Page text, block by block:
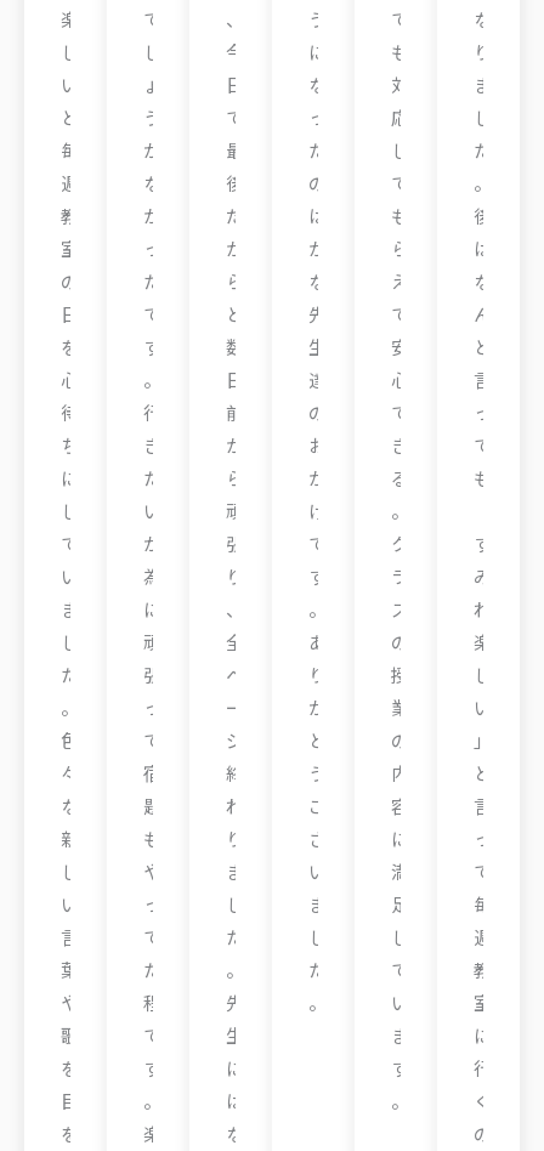
楽
し
い
と
毎
週
教
室
の
日
を
心
待
ち
に
し
て
い
ま
し
た
。
色
々
な
新
し
い
言
葉
や
歌
を
目
を
て
し
ょ
う
が
な
か
っ
た
で
す
。
行
き
た
い
が
為
に
頑
張
っ
て
宿
題
も
や
っ
て
た
程
で
す
。
楽
、
今
日
で
最
後
だ
か
ら
と
数
日
前
か
ら
頑
張
り
、
全
ペ
ー
ジ
終
わ
り
ま
し
た
。
先
生
に
は
な
う
に
な
っ
た
の
は
か
な
先
生
達
の
お
か
げ
で
す
。
あ
り
が
と
う
ご
ざ
い
ま
し
た
。
で
も
対
応
し
て
も
ら
え
て
安
心
で
き
る
。
ク
ラ
ス
の
授
業
の
内
容
に
満
足
し
て
い
ま
す
。
な
り
ま
し
た
。
後
は
な
ん
と
言
っ
て
も
す
み
れ
楽
し
い
」
と
言
っ
て
毎
週
教
室
に
行
く
の